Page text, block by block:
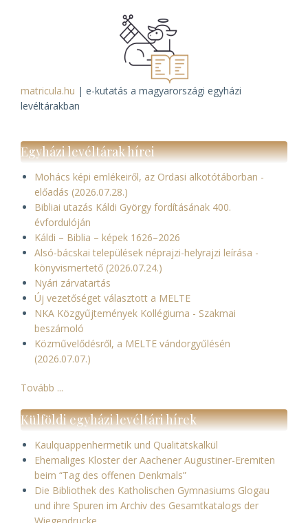
matricula.hu | e-kutatás a magyarországi egyházi
levéltárakban
Egyházi levéltárak hírei
Mohács képi emlékeiről, az Ordasi alkotótáborban -
előadás (2026.07.28.)
Bibliai utazás Káldi György fordításának 400.
évfordulóján
Káldi – Biblia – képek 1626–2026
Alsó-bácskai települések néprajzi-helyrajzi leírása -
könyvismertető (2026.07.24.)
Nyári zárvatartás
Új vezetőséget választott a MELTE
NKA Közgyűjtemények Kollégiuma - Szakmai
beszámoló
Közművelődésről, a MELTE vándorgyűlésén
(2026.07.07.)
Tovább ...
Külföldi egyházi levéltári hírek
Kaulquappenhermetik und Qualitätskalkül
Ehemaliges Kloster der Aachener Augustiner-Eremiten
beim “Tag des offenen Denkmals”
Die Bibliothek des Katholischen Gymnasiums Glogau
und ihre Spuren im Archiv des Gesamtkatalogs der